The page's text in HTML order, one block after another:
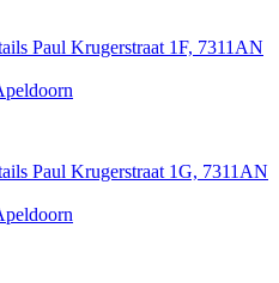
Paul Krugerstraat 1F, 7311AN
Paul Krugerstraat 1G, 7311AN